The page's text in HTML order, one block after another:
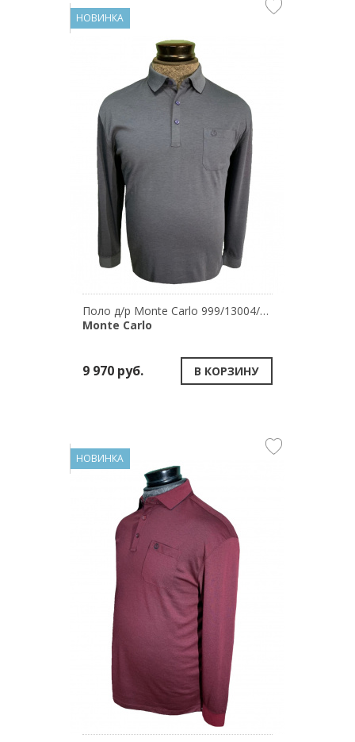
НОВИНКА
Поло д/р Monte Carlo 999/13004/68
Monte Carlo
9 970 руб. В КОРЗИНУ
НОВИНКА